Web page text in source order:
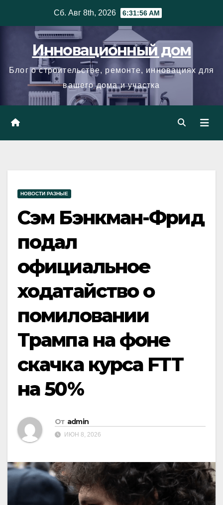
Сб. Авг 8th, 2026 6:31:58 AM
Инновационный дом
Блог о строительстве, ремонте, инновациях для
вашего дома и участка
НОВОСТИ РАЗНЫЕ
Сэм Бэнкман-Фрид
подал
официальное
ходатайство о
помиловании
Трампа на фоне
скачка курса FTT
на 50%
От admin
ИЮН 8, 2026